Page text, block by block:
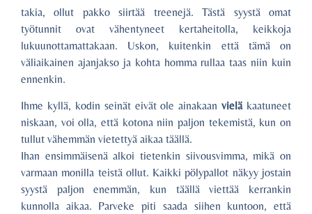
takia, ollut pakko siirtää treenejä. Tästä syystä omat
työtunnit ovat vähentyneet kertaheitolla, keikkoja
lukuunottamattakaan. Uskon, kuitenkin että tämä on
väliaikainen ajanjakso ja kohta homma rullaa taas niin kuin
ennenkin.
Ihme kyllä, kodin seinät eivät ole ainakaanvieläkaatuneet
niskaan, voi olla, että kotona niin paljon tekemistä, kun on
tullut vähemmän vietettyä aikaa täällä.
Ihan ensimmäisenä alkoi tietenkin siivousvimma, mikä on
varmaan monilla teistä ollut. Kaikki pölypallot näkyy jostain
syystä paljon enemmän, kun täällä viettää kerrankin
kunnolla aikaa. Parveke piti saada siihen kuntoon, että